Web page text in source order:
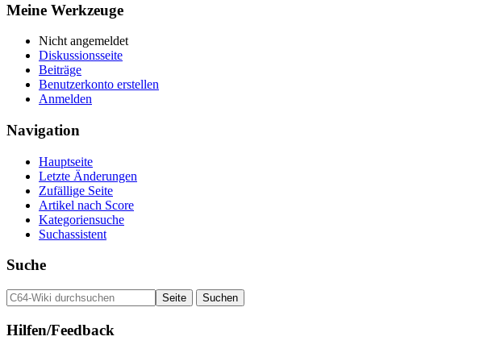
Meine Werkzeuge
Nicht angemeldet
Diskussionsseite
Beiträge
Benutzerkonto erstellen
Anmelden
Navigation
Hauptseite
Letzte Änderungen
Zufällige Seite
Artikel nach Score
Kategoriensuche
Suchassistent
Suche
Hilfen/Feedback